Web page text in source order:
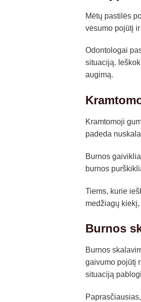
Mėtų pastilės
vėsumo pojūtį
Odontologai
situaciją.
augimą.
Kramtomoji
padeda
Burnos
burnos
Tiems, kurie
medžiagų
Burnos
Burnos
gaivumo pojūtį
situaciją